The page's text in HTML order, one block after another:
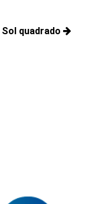
Sol quadrado